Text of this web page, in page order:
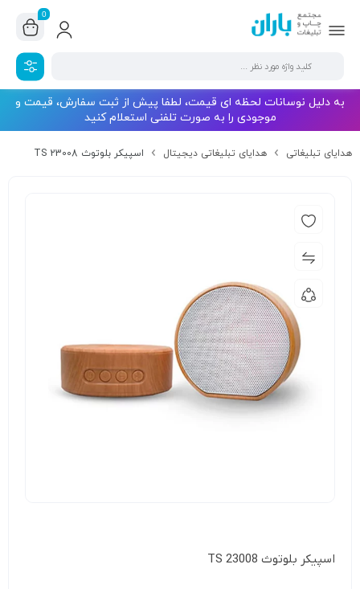
0
به دلیل نوسانات لحظه ای قیمت، لطفا پیش از ثبت سفارش، قیمت و
موجودی را به صورت تلفنی استعلام کنید
هدایای تبلیغاتی هدایای تبلیغاتی دیجیتال اسپیکر بلوتوث TS 23008
اسپیکر بلوتوث TS 23008